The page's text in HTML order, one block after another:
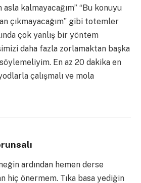
kalmayacağım” “Bu konuyu
çıkmayacağım” gibi totemler
çok yanlış bir yöntem
daha fazla zorlamaktan başka
söylemeliyim. En az 20 dakika en
çalışmalı ve mola
ardından hemen derse
hiç önermem. Tıka basa yediğin